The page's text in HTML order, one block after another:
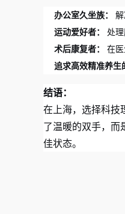
办公室久坐族：
运动爱好者：
处
术后康复者：
在
追求高效精准养生
结语：
在上海，选择科技
了温暖的双手，而
佳状态。